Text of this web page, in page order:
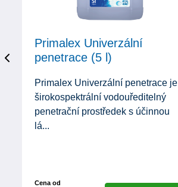
Primalex Univerzální
penetrace (5 l)
Primalex Univerzální penetrace je
širokospektrální vodouředitelný
penetrační prostředek s účinnou
lá...
Cena od